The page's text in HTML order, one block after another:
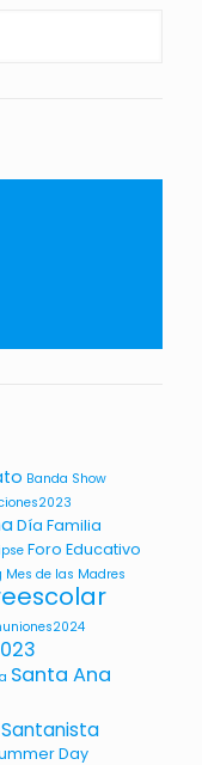
Banda Show
Día Familia
Foro Educativo
Mes de las Madres
Santa Ana
Santanista
Day